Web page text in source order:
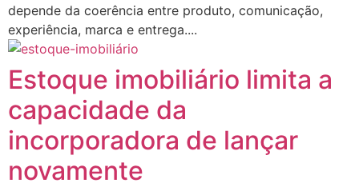
depende da coerência entre produto, comunicação,
experiência, marca e entrega....
Estoque imobiliário limita a
capacidade da
incorporadora de lançar
novamente